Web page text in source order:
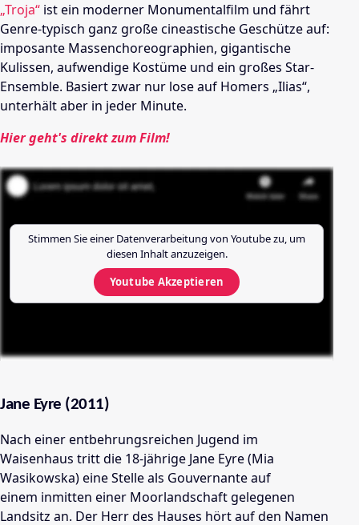
„Troja“ ist ein moderner Monumentalfilm und fährt
Genre-typisch ganz große cineastische Geschütze auf:
imposante Massenchoreographien, gigantische
Kulissen, aufwendige Kostüme und ein großes Star-
Ensemble. Basiert zwar nur lose auf Homers „Ilias“,
unterhält aber in jeder Minute.
Hier geht's direkt zum Film!
Stimmen Sie einer Datenverarbeitung von Youtubezu, um
diesen Inhalt anzuzeigen.
Youtube Akzeptieren
Jane Eyre (2011)
Nach einer entbehrungsreichen Jugend im
Waisenhaus tritt die 18-jährige Jane Eyre (Mia
Wasikowska) eine Stelle als Gouvernante auf
einem inmitten einer Moorlandschaft gelegenen
Landsitz an. Der Herr des Hauses hört auf den Namen